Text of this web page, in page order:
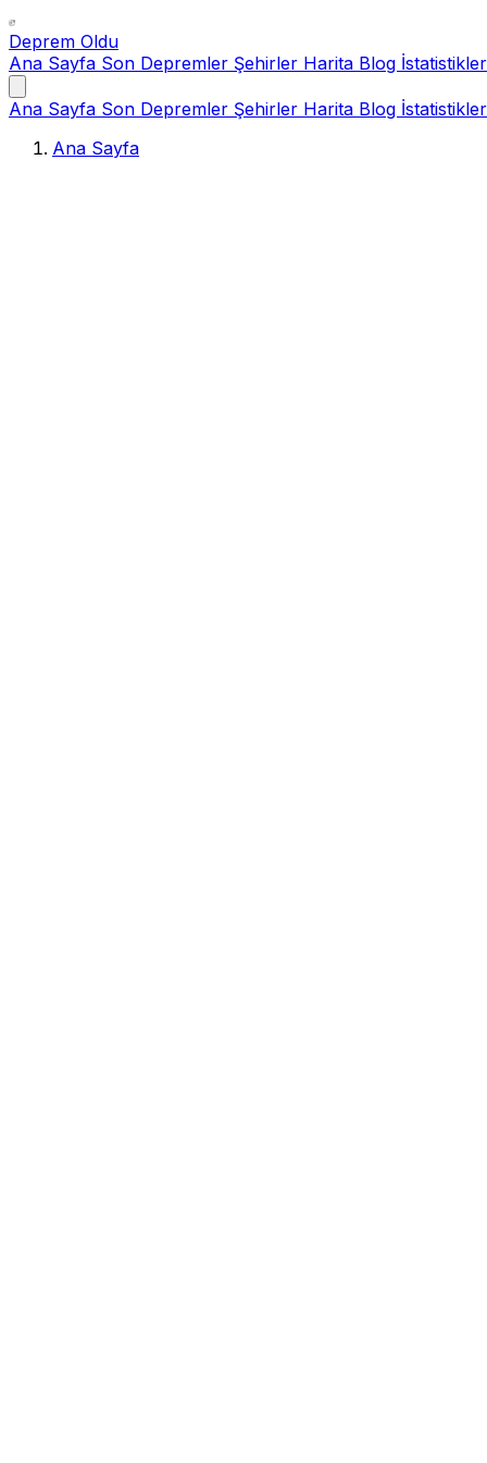
Deprem Oldu
Ana Sayfa Son Depremler Şehirler Harita Blog İstatistikler
Ana Sayfa Son Depremler Şehirler Harita Blog İstatistikler
Ana Sayfa